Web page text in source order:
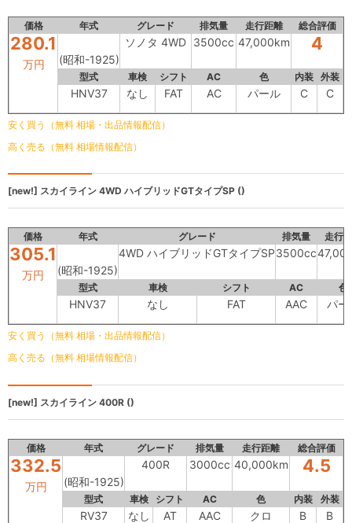
価格 年式 グレード 排気量 走行距離 総合評価
280.1
万円 (昭和-1925)
ソノタ 4WD 3500cc 47,000km 4
型式 車検 シフト AC 色 内装 外装
HNV37 なし FAT AC パール C C
安く買う（無料 相場・出品情報配信）
高く売る（無料 相場情報配信）
[new!] スカイライン 4WD ハイブリッドGTタイプSP ()
価格 年式 グレード 排気量 走行
305.1
万円 (昭和-1925)
4WD ハイブリッドGTタイプSP3500cc
型式 車検 シフト AC 色
HNV37 なし FAT AAC パー
安く買う（無料 相場・出品情報配信）
高く売る（無料 相場情報配信）
[new!] スカイライン 400R ()
価格 年式 グレード 排気量 走行距離 総合評価
332.5
万円 (昭和-1925)
400R 3000cc 40,000km 4.5
型式 車検 シフト AC 色 内装 外装
RV37 なし AT AAC クロ B B